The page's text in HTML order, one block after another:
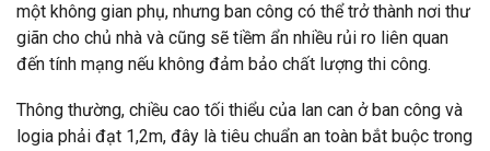
một không gian phụ, nhưng ban công có thể trở thành nơi thư
giãn cho chủ nhà và cũng sẽ tiềm ẩn nhiều rủi ro liên quan
đến tính mạng nếu không đảm bảo chất lượng thi công.
Thông thường, chiều cao tối thiểu của lan can ở ban công và
logia phải đạt 1,2m, đây là tiêu chuẩn an toàn bắt buộc trong